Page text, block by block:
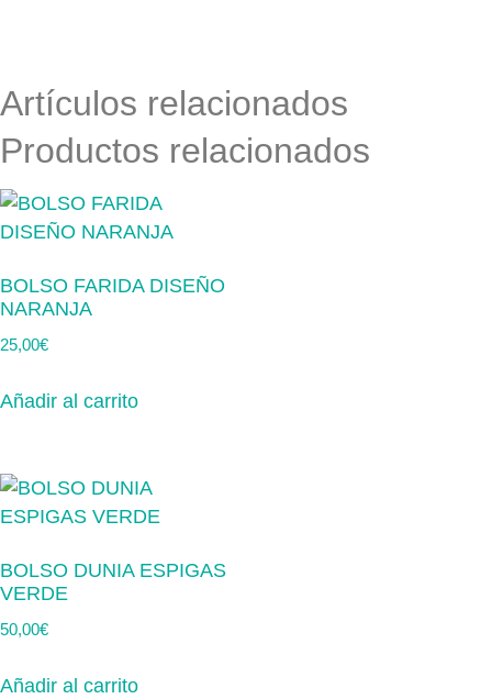
Artículos relacionados
Productos relacionados
BOLSO FARIDA DISEÑO
NARANJA
25,00€
Añadir al carrito
BOLSO DUNIA ESPIGAS
VERDE
50,00€
Añadir al carrito